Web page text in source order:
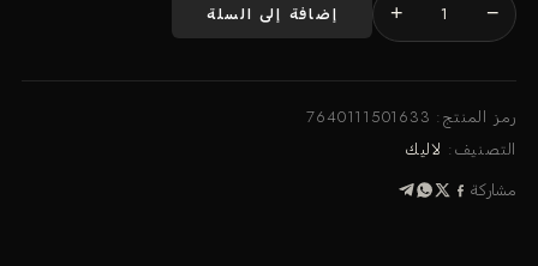
كمية
روز
رويال
او
دي
بارفان
−
+ إضافة إلى السلة
رمز المنتج: 7640111501633
التصنيف: لاليك
مشاركة